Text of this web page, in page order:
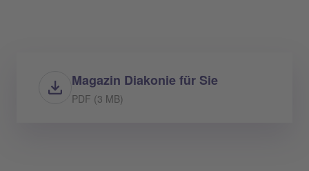
Magazin Diakonie für Sie
PDF (3 MB)